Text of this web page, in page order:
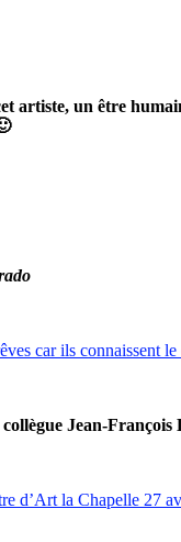
artiste, un être
car ils connaissent
Jean-François
d’Art la Chapelle 27